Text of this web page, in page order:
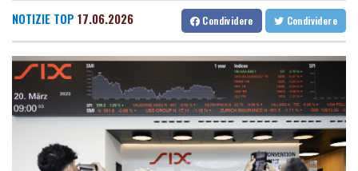
Borsa: Milano apre in rialzo, Ftse Mib +0,4%
Gas: future in rialzo a 53,85 euro
Da Hiroshima, 81 anni dopo la bomba, un appello mondiale al
disarmo
Lo spread tra Btp e Bund a 77,5 punti
NOTIZIE TOP 17.06.2026 Condividere Condividere